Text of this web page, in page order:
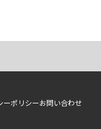
ーポリシーお問い合わせ